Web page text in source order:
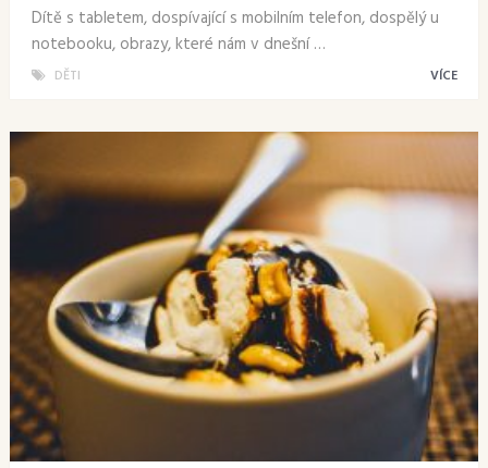
Dítě s tabletem, dospívající s mobilním telefon, dospělý u
notebooku, obrazy, které nám v dnešní …
DĚTI VÍCE